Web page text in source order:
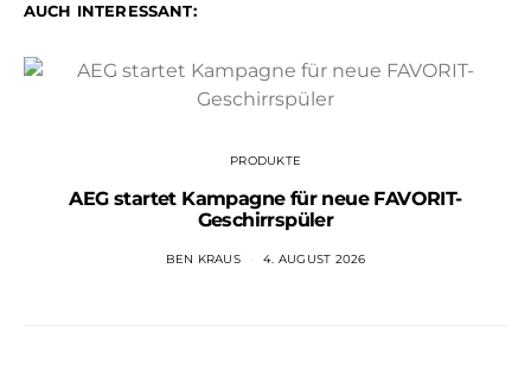
AUCH INTERESSANT:
PRODUKTE
AEG startet Kampagne für neue FAVORIT-
Geschirrspüler
BEN KRAUS 4. AUGUST 2026